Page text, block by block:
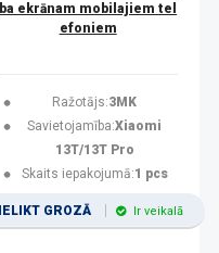
ba ekrānam mobilajiem tel
efoniem
Ražotājs:3MK
Savietojamība:Xiaomi
13T/13T Pro
Skaits iepakojumā:1 pcs
IELIKT GROZĀ Ir veikalā